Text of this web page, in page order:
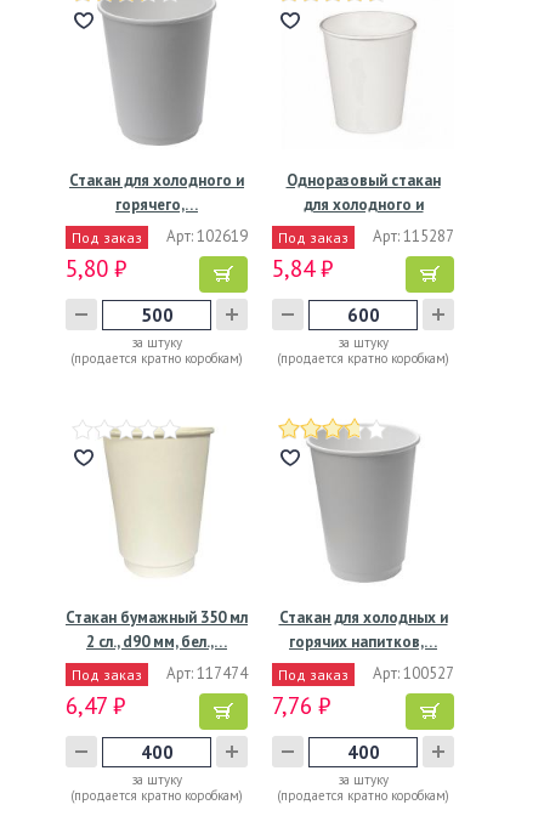
Стакан для холодного и
горячего,…
Под заказ Арт: 102619
5,80 ₽
за штуку
(продается кратно коробкам)
Одноразовый стакан
для холодного и
горячего,…
Под заказ Арт: 115287
5,84 ₽
за штуку
(продается кратно коробкам)
Стакан бумажный 350 мл
2 сл., d90 мм, бел.,…
Под заказ Арт: 117474
6,47 ₽
за штуку
(продается кратно коробкам)
Стакан для холодных и
горячих напитков,…
Под заказ Арт: 100527
7,76 ₽
за штуку
(продается кратно коробкам)